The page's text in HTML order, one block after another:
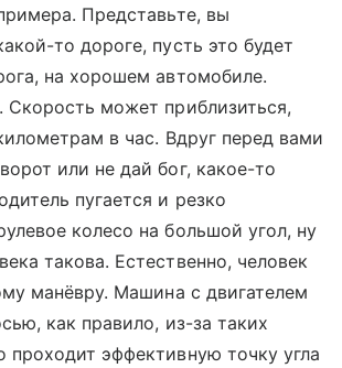
Представьте, вы
то дороге, пусть это будет
на хорошем автомобиле.
Скорость может приблизиться,
в час. Вдруг перед вами
или не дай бог, какое-то
пугается и резко
колесо на большой угол, ну
такова. Естественно, человек
манёвру. Машина с двигателем
как правило, из-за таких
проходит эффективную точку угла